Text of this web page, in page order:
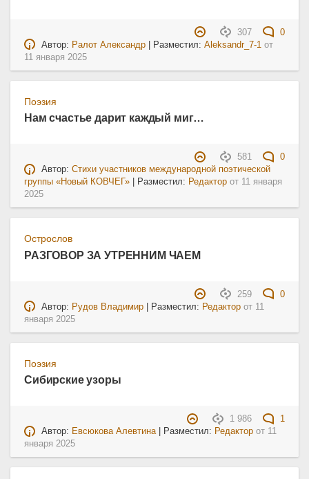
307
0
Автор: Ралот Александр | Разместил:Aleksandr_7-1 от
11 января 2025
Поэзия
Нам счастье дарит каждый миг…
581
0
Автор:Стихи участников международной поэтической
группы «Новый КОВЧЕГ» | Разместил: Редактор от 11 января
2025
Острослов
РАЗГОВОР ЗА УТРЕННИМ ЧАЕМ
259
0
Автор: Рудов Владимир | Разместил: Редактор от 11
января 2025
Поэзия
Сибирские узоры
1 986
1
Автор: Евсюкова Алевтина| Разместил: Редактор от 11
января 2025